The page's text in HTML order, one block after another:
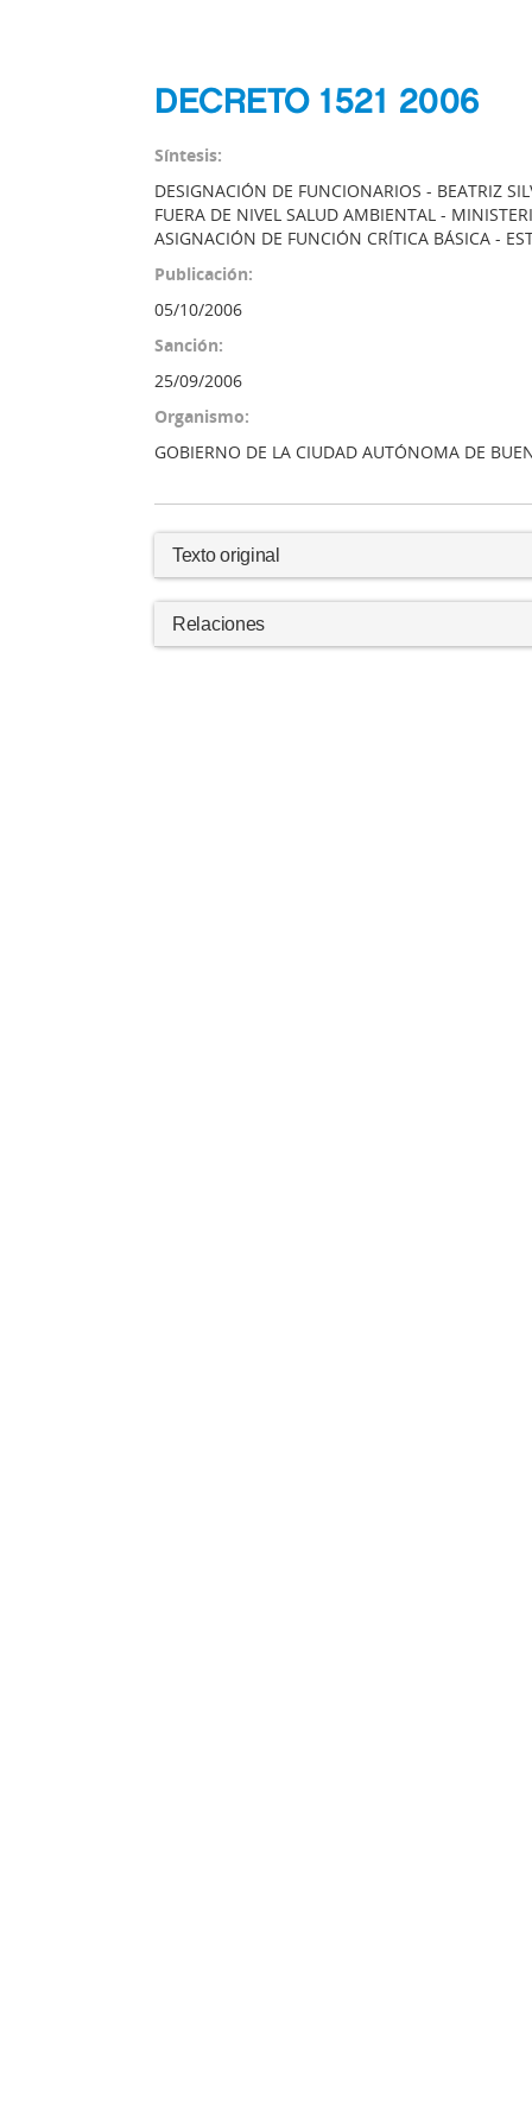
DECRETO 1521 2006
Síntesis:
DESIGNACIÓN DE FUNCIONARIOS - BEATRIZ
FUERA DE NIVEL SALUD AMBIENTAL -
ASIGNACIÓN DE FUNCIÓN CRÍTICA BÁSICA -
Publicación:
05/10/2006
Sanción:
25/09/2006
Organismo:
GOBIERNO DE LA CIUDAD AUTÓNOMA DE
Texto original
Relaciones